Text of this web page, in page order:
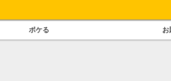
ボケる お